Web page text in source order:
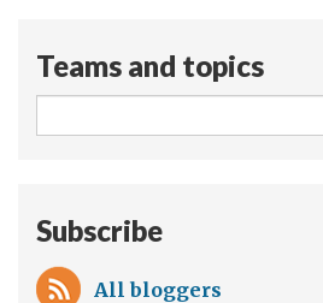
Teams and topics
Subscribe
All bloggers